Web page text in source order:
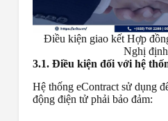
Điều kiện giao kết Hợp
Nghị
3.1. Điều kiện đối với hệ
Hệ thống eContract sử dụng
động điện tử phải bảo đảm: